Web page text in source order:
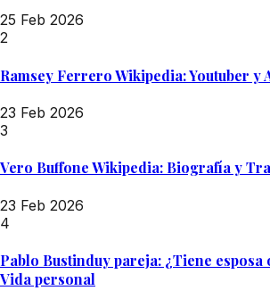
25 Feb 2026
2
Ramsey Ferrero Wikipedia: Youtuber y
23 Feb 2026
3
Vero Buffone Wikipedia: Biografía y
23 Feb 2026
4
Pablo Bustinduy pareja: ¿Tiene esposa
Vida personal